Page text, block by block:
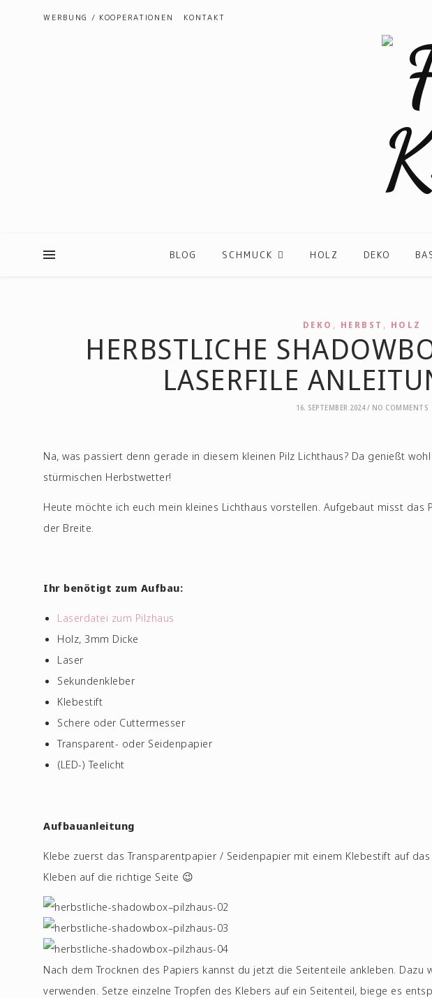
WERBUNG / KOOPERATIONEN KONTAKT
BLOG SCHMUCK HOLZ DEKO
DEKO , HERBST , HOLZ
HERBSTLICHE
LASERFILE
16. SEPTEMBER 2024 / NO COMMENTS
Na, was passiert denn gerade in diesem kleinen Pilz Lichthaus? Da genießt
stürmischen Herbstwetter!
Heute möchte ich euch mein kleines Lichthaus vorstellen. Aufgebaut misst das
der Breite.
Ihr benötigt zum Aufbau:
Laserdatei zum Pilzhaus
Holz, 3mm Dicke
Laser
Sekundenkleber
Klebestift
Schere oder Cuttermesser
Transparent- oder Seidenpapier
(LED-) Teelicht
Aufbauanleitung
Klebe zuerst das Transparentpapier / Seidenpapier mit einem Klebestift auf
Kleben auf die richtige Seite 😉
Nach dem Trocknen des Papiers kannst du jetzt die Seitenteile ankleben. Dazu
verwenden. Setze einzelne Tropfen des Klebers auf ein Seitenteil, biege es